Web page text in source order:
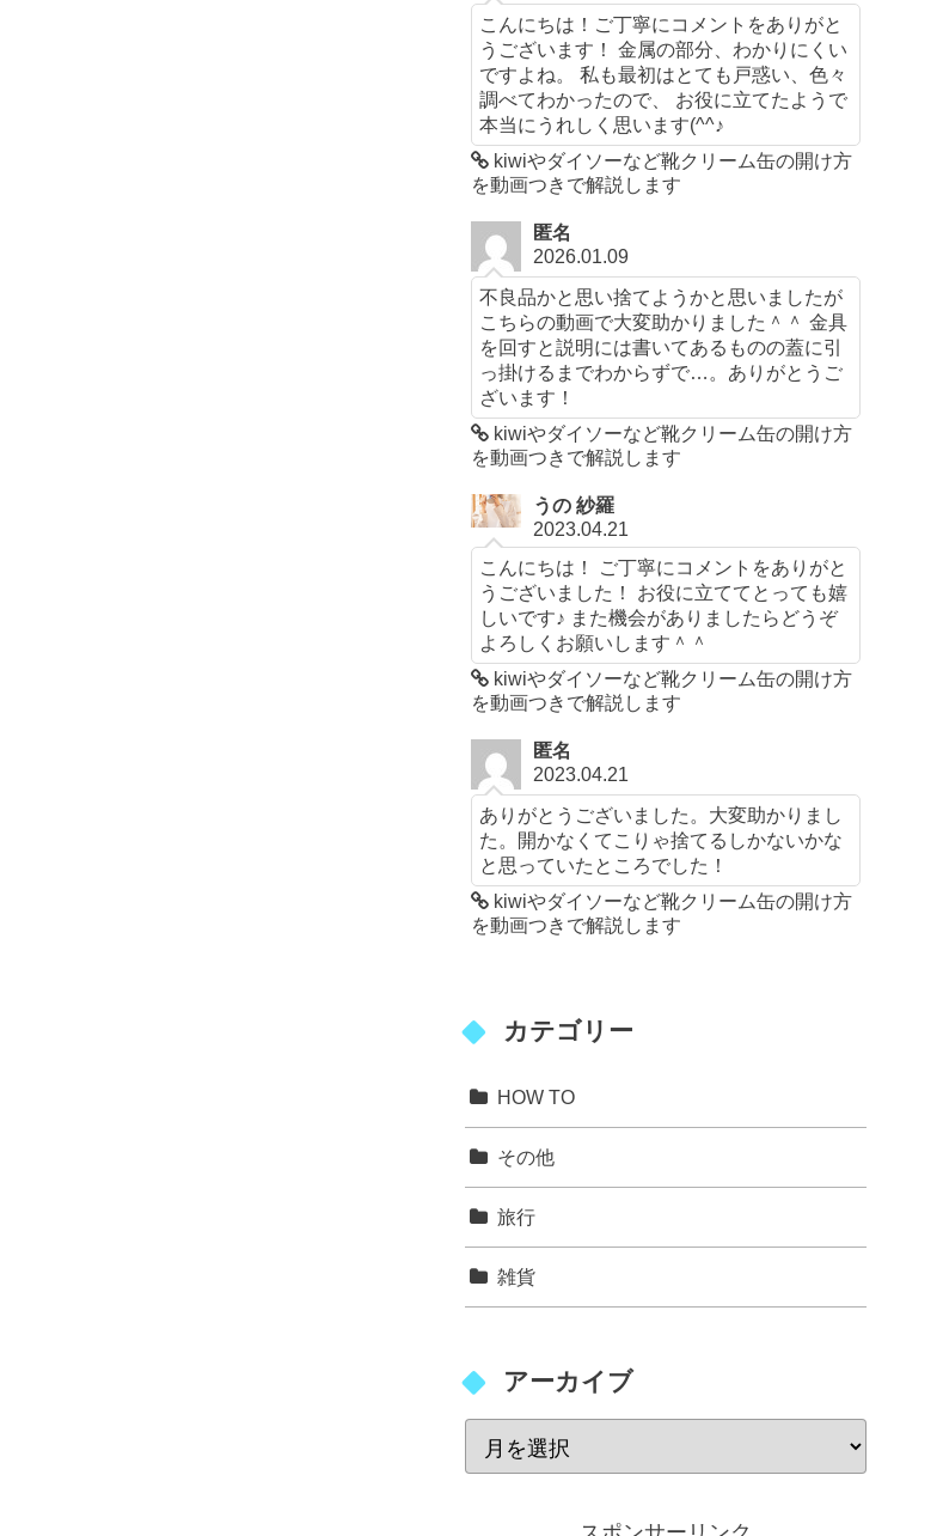
こんにちは！ご丁寧にコメントをありがと
うございます！ 金属の部分、わかりにくい
ですよね。 私も最初はとても戸惑い、色々
調べてわかったので、 お役に立てたようで
本当にうれしく思います(^^♪
kiwiやダイソーなど靴クリーム缶の開け方
を動画つきで解説します
匿名
2026.01.09
不良品かと思い捨てようかと思いましたが
こちらの動画で大変助かりました＾＾ 金具
を回すと説明には書いてあるものの蓋に引
っ掛けるまでわからずで…。ありがとうご
ざいます！
kiwiやダイソーなど靴クリーム缶の開け方
を動画つきで解説します
うの 紗羅
2023.04.21
こんにちは！ ご丁寧にコメントをありがと
うございました！ お役に立ててとっても嬉
しいです♪ また機会がありましたらどうぞ
よろしくお願いします＾＾
kiwiやダイソーなど靴クリーム缶の開け方
を動画つきで解説します
匿名
2023.04.21
ありがとうございました。大変助かりまし
た。開かなくてこりゃ捨てるしかないかな
と思っていたところでした！
kiwiやダイソーなど靴クリーム缶の開け方
を動画つきで解説します
カテゴリー
HOW TO
その他
旅行
雑貨
アーカイブ